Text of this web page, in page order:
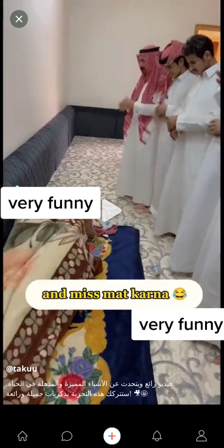
@takuu
فيديو رائع ويتحدث عن الأشياء المميزة والمذهلة في الحياة.
ستتركك هذه التجربة بذكريات جميلة ورائعة! 🎥🤩